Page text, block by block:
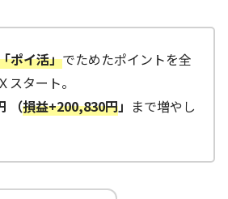
ポイ活」でためたポイントを全
タート。
（損益+200,830円」 まで増やし